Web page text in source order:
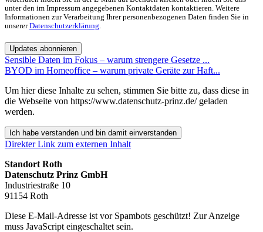
unter den im Impressum angegebenen Kontaktdaten kontaktieren. Weitere
Informationen zur Verarbeitung Ihrer personenbezogenen Daten finden Sie in
unsererDatenschutzerklärung.
Updates abonnieren
Sensible Daten im Fokus – warum strengere Gesetze ...
BYOD im Homeoffice – warum private Geräte zur Haft...
Um hier diese Inhalte zu sehen, stimmen Sie bitte zu, dass diese in
die Webseite von https://www.datenschutz-prinz.de/ geladen
werden.
Ich habe verstanden und bin damit einverstanden
Direkter Link zum externen Inhalt
Standort Roth
Datenschutz Prinz GmbH
Industriestraße 10
91154 Roth
Diese E-Mail-Adresse ist vor Spambots geschützt! Zur Anzeige
muss JavaScript eingeschaltet sein.